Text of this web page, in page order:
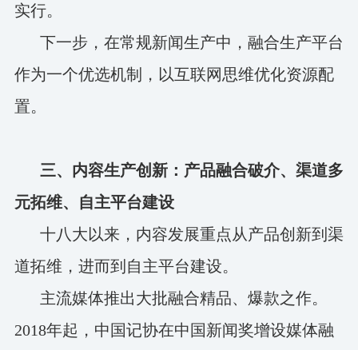
实行。
下一步，在常规新闻生产中，融合生产平台
作为一个优选机制，以互联网思维优化资源配
置。
三、内容生产创新：产品融合破介、渠道多
元拓维、自主平台建设
十八大以来，内容发展重点从产品创新到渠
道拓维，进而到自主平台建设。
主流媒体推出大批融合精品、爆款之作。
2018年起，中国记协在中国新闻奖增设媒体融